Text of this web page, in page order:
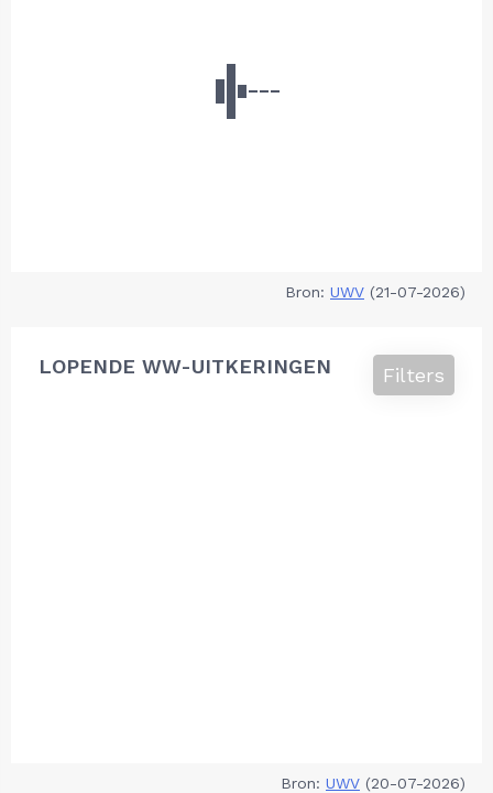
Bron: UWV (21-07-2026)
LOPENDE WW-UITKERINGEN Filters
Bron: UWV (20-07-2026)